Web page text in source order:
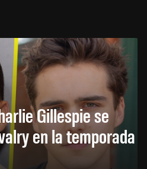
Gillespie se
en la temporada